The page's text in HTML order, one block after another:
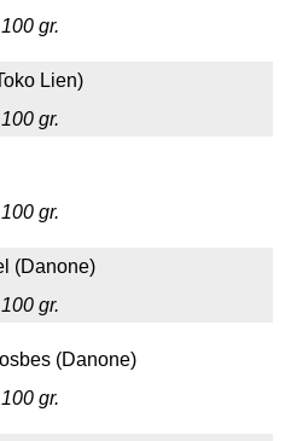
gr.
Lien)
gr.
gr.
(Danone)
gr.
(Danone)
gr.